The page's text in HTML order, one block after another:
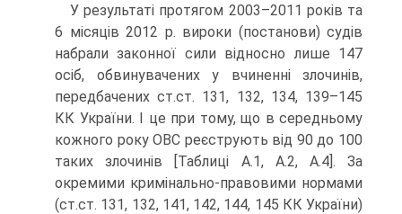
У результаті протягом 2003–2011 років та
6 місяців 2012 р. вироки (постанови) судів
набрали законної сили відносно лише 147
осіб, обвинувачених у вчиненні злочинів,
передбачених ст.ст. 131, 132, 134, 139–145
КК України. І це при тому, що в середньому
кожного року ОВС реєструють від 90 до 100
таких злочинів [Таблиці А.1, А.2, А.4]. За
окремими кримінально-правовими нормами
(ст.ст. 131, 132, 141, 142, 144, 145 КК України)